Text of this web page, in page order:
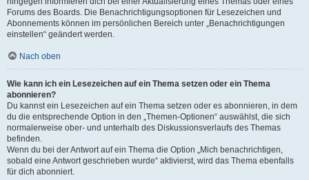
Forums des Boards. Die Benachrichtigungsoptionen für Lesezeichen und
Abonnements können im persönlichen Bereich unter „Benachrichtigungen
einstellen“ geändert werden.
Nach oben
Wie kann ich ein Lesezeichen auf ein Thema setzen oder ein Thema
abonnieren?
Du kannst ein Lesezeichen auf ein Thema setzen oder es abonnieren, in dem
du die entsprechende Option in den „Themen-Optionen“ auswählst, die sich
normalerweise ober- und unterhalb des Diskussionsverlaufs des Themas
befinden.
Wenn du bei der Antwort auf ein Thema die Option „Mich benachrichtigen,
sobald eine Antwort geschrieben wurde“ aktivierst, wird das Thema ebenfalls
für dich abonniert.